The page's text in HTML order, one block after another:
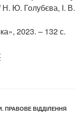
Н. Ю. Голубєва, І.
2023. – 132 с.
ПРАВОВЕ ВІДДІЛЕННЯ